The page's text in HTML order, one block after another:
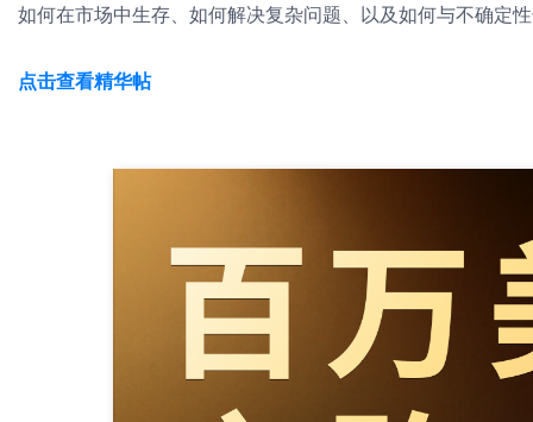
如何在市场中生存、如何解决复杂问题、以及如何与不确定
点击查看精华帖